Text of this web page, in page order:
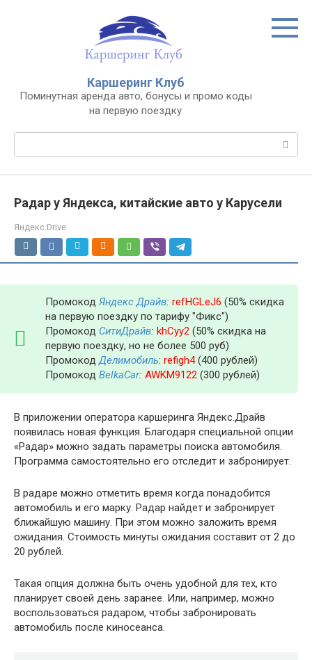
Каршеринг Клуб
Поминутная аренда авто, бонусы и промо коды
на первую поездку
Поиск:
Радар у Яндекса, китайские авто у Карусели
Яндекс.Drive
Промокод Яндекс Драйв: refHGLeJ6 (50% скидка
на первую поездку по тарифу "Фикс")
Промокод СитиДрайв: khCyy2 (50% скидка на
первую поездку, но не более 500 руб)
ПромокодДелимобиль: refigh4(400 рублей)
Промокод BelkaCar: AWKM9122 (300 рублей)
В приложении оператора каршеринга Яндекс.Драйв
появилась новая функция. Благодаря специальной опции
«Радар» можно задать параметры поиска автомобиля.
Программа самостоятельно его отследит и забронирует.
В радаре можно отметить время когда понадобится
автомобиль и его марку. Радар найдет и забронирует
ближайшую машину. При этом можно заложить время
ожидания. Стоимость минуты ожидания составит от 2 до
20 рублей.
Такая опция должна быть очень удобной для тех, кто
планирует своей день заранее. Или, например, можно
воспользоваться радаром, чтобы забронировать
автомобиль после киносеанса.